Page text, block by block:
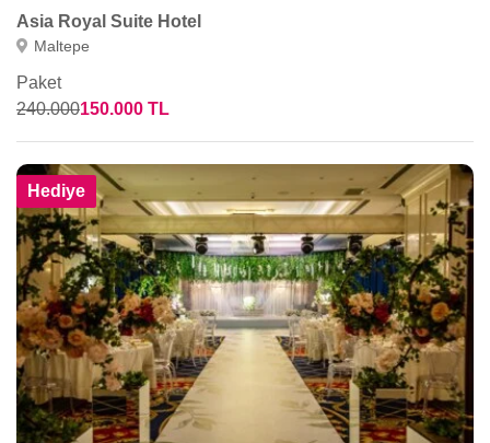
Asia Royal Suite Hotel
Maltepe
Paket
240.000150.000 TL
Hediye